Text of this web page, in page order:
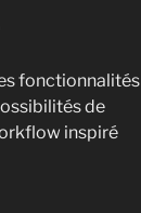
fonctionnalités
de
inspiré